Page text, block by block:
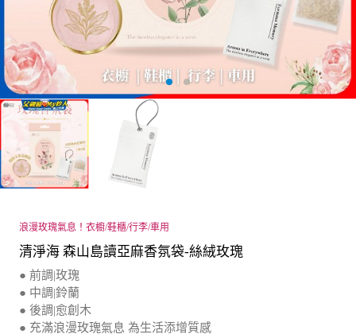
浪漫玫瑰氣息！衣櫥/鞋櫃/行李/車用
清淨海 森山島讀亞麻香氛袋-絲絨玫瑰
● 前調|玫瑰
● 中調|鈴蘭
● 後調|愈創木
● 充滿浪漫玫瑰氣息 為生活添增質感